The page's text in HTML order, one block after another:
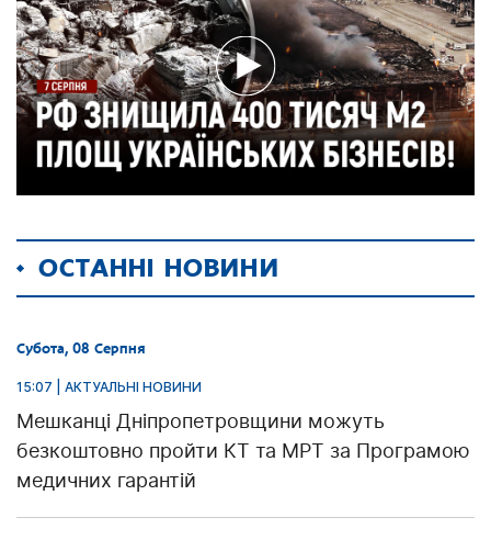
ОСТАННІ НОВИНИ
Субота, 08 Серпня
15:07 | АКТУАЛЬНІ НОВИНИ
Мешканці Дніпропетровщини можуть
безкоштовно пройти КТ та МРТ за Програмою
медичних гарантій